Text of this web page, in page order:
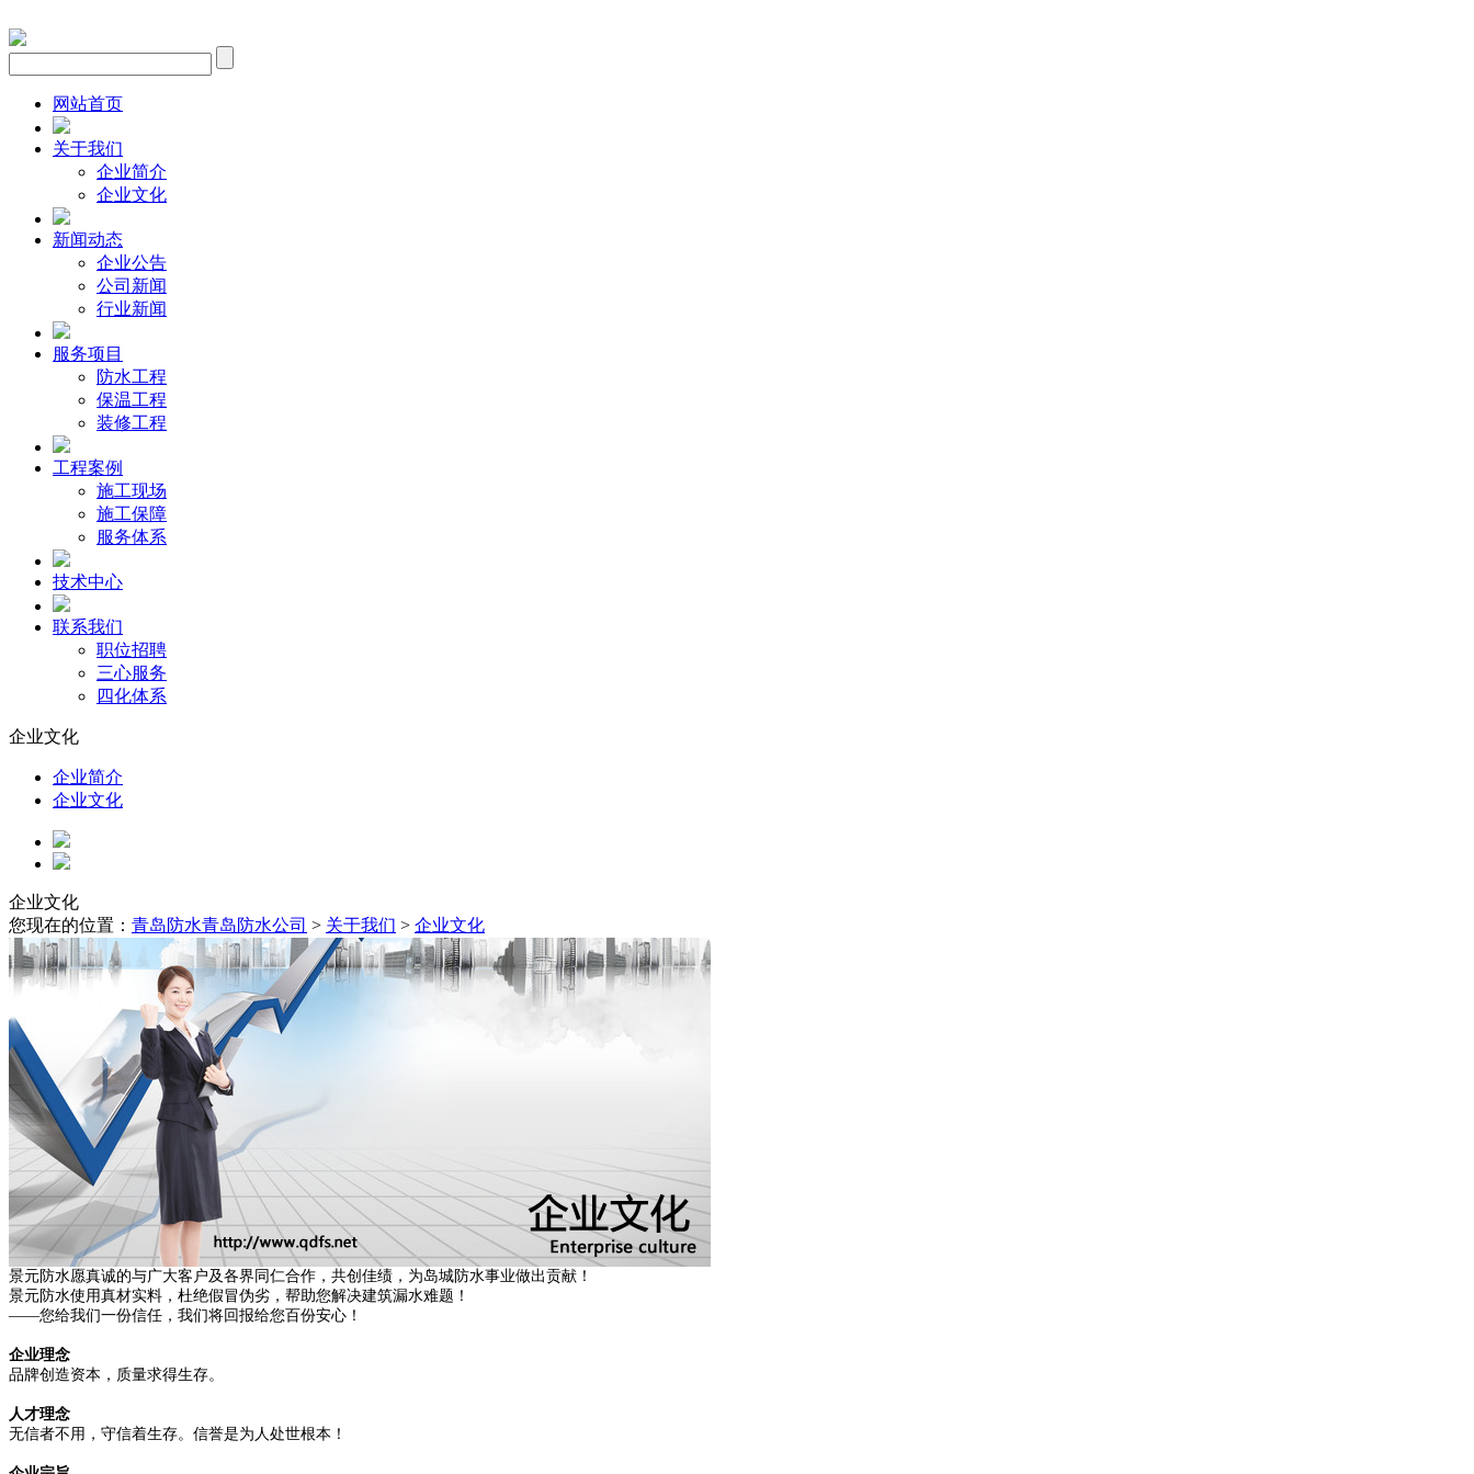
网站首页
关于我们
企业简介
企业文化
新闻动态
企业公告
公司新闻
行业新闻
服务项目
防水工程
保温工程
装修工程
工程案例
施工现场
施工保障
服务体系
技术中心
联系我们
职位招聘
三心服务
四化体系
企业文化
企业简介
企业文化
企业文化
您现在的位置： 青岛防水青岛防水公司 > 关于我们 > 企业文化
景元防水愿真诚的与广大客户及各界同仁合作，共创佳绩，为岛城防水事业做出贡献！
景元防水使用真材实料，杜绝假冒伪劣，帮助您解决建筑漏水难题！
——您给我们一份信任，我们将回报给您百份安心！
企业理念
品牌创造资本，质量求得生存。
人才理念
无信者不用，守信着生存。信誉是为人处世根本！